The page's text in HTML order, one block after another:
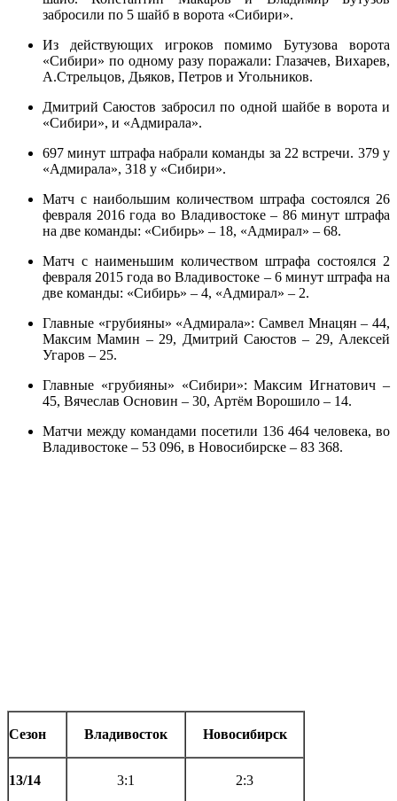
забросили по 5 шайб в ворота «Сибири».
Из действующих игроков помимо Бутузова ворота
«Сибири» по одному разу поражали: Глазачев, Вихарев,
А.Стрельцов, Дьяков, Петров и Угольников.
Дмитрий Саюстов забросил по одной шайбе в ворота и
«Сибири», и «Адмирала».
697 минут штрафа набрали команды за 22 встречи. 379 у
«Адмирала», 318 у «Сибири».
Матч с наибольшим количеством штрафа состоялся 26
февраля 2016 года во Владивостоке – 86 минут штрафа
на две команды: «Сибирь» – 18, «Адмирал» – 68.
Матч с наименьшим количеством штрафа состоялся 2
февраля 2015 года во Владивостоке – 6 минут штрафа на
две команды: «Сибирь» – 4, «Адмирал» – 2.
Главные «грубияны» «Адмирала»: Самвел Мнацян – 44,
Максим Мамин – 29, Дмитрий Саюстов – 29, Алексей
Угаров – 25.
Главные «грубияны» «Сибири»: Максим Игнатович –
45, Вячеслав Основин – 30, Артём Ворошило – 14.
Матчи между командами посетили 136 464 человека, во
Владивостоке – 53 096, в Новосибирске – 83 368.
Сезон Владивосток Новосибирск
13/14 3:1 2:3